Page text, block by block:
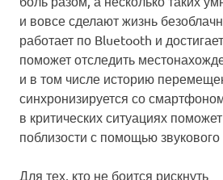
и вовсе сделают жизнь
работает по Bluetooth и
поможет отследить
и в том числе историю
синхронизируется со
в критических ситуациях
поблизости с помощью звукового
Для тех, кто не боится рискнуть